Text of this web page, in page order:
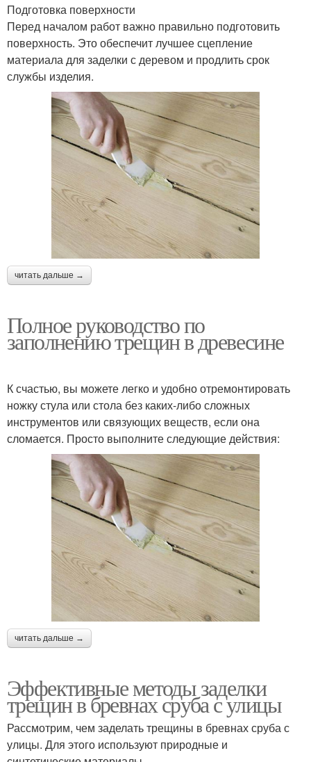
Подготовка поверхности
Перед началом работ важно правильно подготовить
поверхность. Это обеспечит лучшее сцепление
материала для заделки с деревом и продлить срок
службы изделия.
читать дальше →
Полное руководство по
заполнению трещин в древесине
К счастью, вы можете легко и удобно отремонтировать
ножку стула или стола без каких-либо сложных
инструментов или связующих веществ, если она
сломается. Просто выполните следующие действия:
читать дальше →
Эффективные методы заделки
трещин в бревнах сруба с улицы
Рассмотрим, чем заделать трещины в бревнах сруба с
улицы. Для этого используют природные и